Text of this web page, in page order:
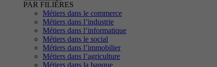
PAR FILIÈRES
Métiers dans le commerce
Métiers dans l’industrie
Métiers dans l’informatique
Métiers dans le social
Métiers dans l’immobilier
Métiers dans l’agriculture
Métiers dans la banque